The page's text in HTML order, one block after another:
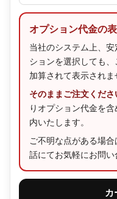
オプション代金の
当社のシステム上、
ションを選択しても
加算されて表示されま
そのままご注文くださ
りオプション代金を
内いたします。
ご不明な点がある場
話にてお気軽にお問い
カ